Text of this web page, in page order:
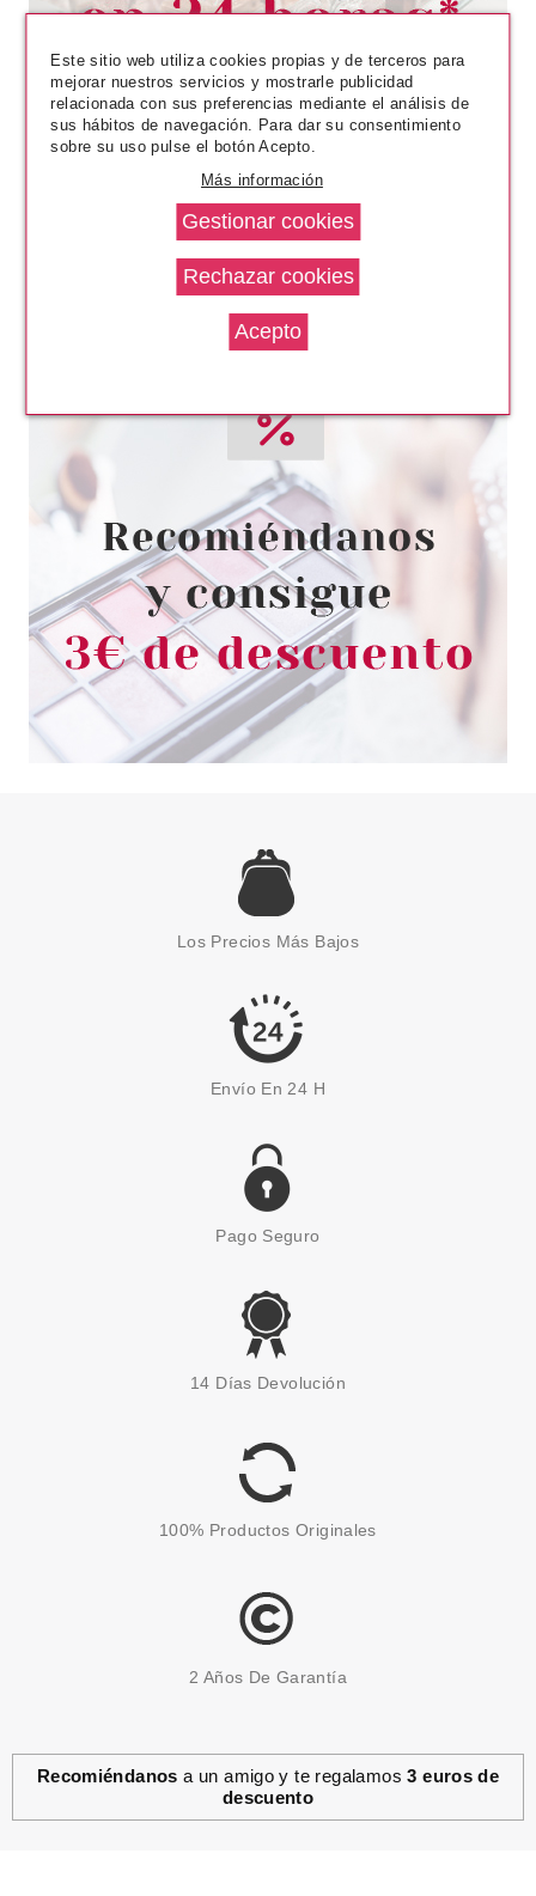
RECARGA
-46% 72.80€
PRADA INFUSION D'YLANG EDP
100 ML VP
Pvr 145.00€
-42%
desde
83.95€
PRADA
PRADA PARADOXE VIRTUAL
FLOWER EDP 50 ML
RECARGABLE
68.95€
PRADA
PRADA LA FEMME EDP 50 ML
67.25€
PRADA
Los Precios Más Bajos
Envío En 24 H
Pago Seguro
14 Días Devolución
100% Productos Originales
2 Años De Garantía
Recomiéndanos a un amigo y te regalamos3 euros de
descuento
Este sitio web utiliza cookies propias y de terceros para
mejorar nuestros servicios y mostrarle publicidad
relacionada con sus preferencias mediante el análisis de
sus hábitos de navegación. Para dar su consentimiento
sobre su uso pulse el botón Acepto.
Más información